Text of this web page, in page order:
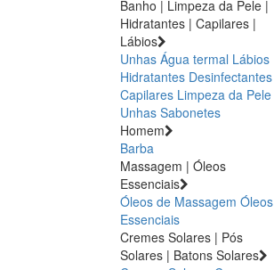
Banho | Limpeza da Pele |
Hidratantes | Capilares |
Lábios
Unhas Água termal Lábios
Hidratantes Desinfectantes
Capilares Limpeza da Pele
Unhas Sabonetes
Homem
Barba
Massagem | Óleos
Essenciais
Óleos de Massagem Óleos
Essenciais
Cremes Solares | Pós
Solares | Batons Solares